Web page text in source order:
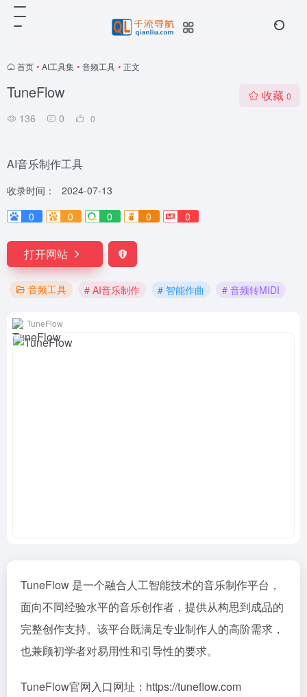
首页 • AI工具集 • 音频工具 • 正文
TuneFlow
136 0 0
收藏 0
AI音乐制作工具
收录时间：
2024-07-13
0
0 0 0 0
打开网站
音频工具 # AI音乐制作 # 智能作曲 # 音频转MIDI
TuneFlow
TuneFlow 是一个融合人工智能技术的音乐制作平台，
面向不同经验水平的音乐创作者，提供从构思到成品的
完整创作支持。该平台既满足专业制作人的高阶需求，
也兼顾初学者对易用性和引导性的要求。
TuneFlow官网入口网址：https://tuneflow.com